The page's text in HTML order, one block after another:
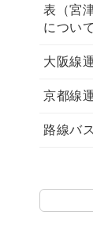
表（宮
について
大阪線
京都線
路線バ